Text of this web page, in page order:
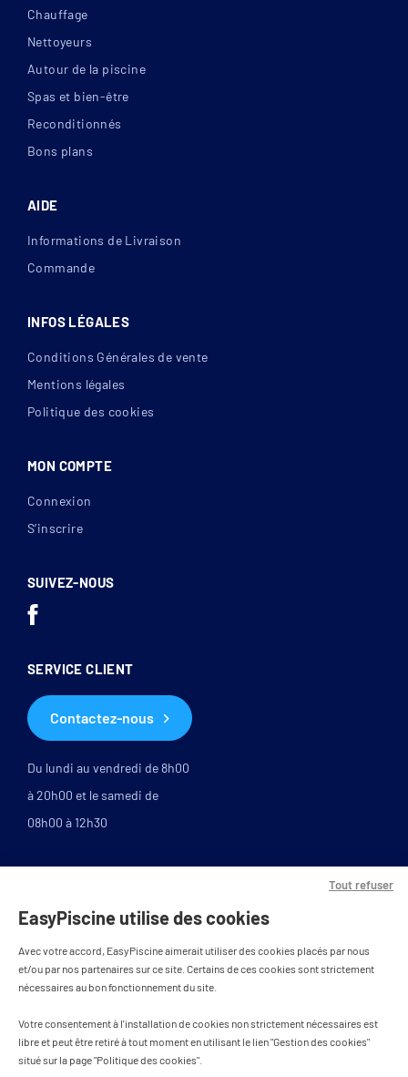
EasyPiscine utilise des cookies
Avec votre accord, EasyPiscine aimerait utiliser des cookies placés par nous
et/ou par nos partenaires sur ce site. Certains de ces cookies sont strictement
nécessaires au bon fonctionnement du site.
Votre consentement à l'installation de cookies non strictement nécessaires est
libre et peut être retiré à tout moment en utilisant le lien "Gestion des cookies"
situé sur la page "Politique des cookies".
Tout refuser
Chauffage
Nettoyeurs
Autour de la piscine
Spas et bien-être
Reconditionnés
Bons plans
AIDE
Informations de Livraison
Commande
INFOS LÉGALES
Conditions Générales de vente
Mentions légales
Politique des cookies
MON COMPTE
Connexion
S’inscrire
SUIVEZ-NOUS
SERVICE CLIENT
Contactez-nous
Du lundi au vendredi de 8h00
à 20h00 et le samedi de
08h00 à 12h30
PAIEMENT SÉCURISÉ